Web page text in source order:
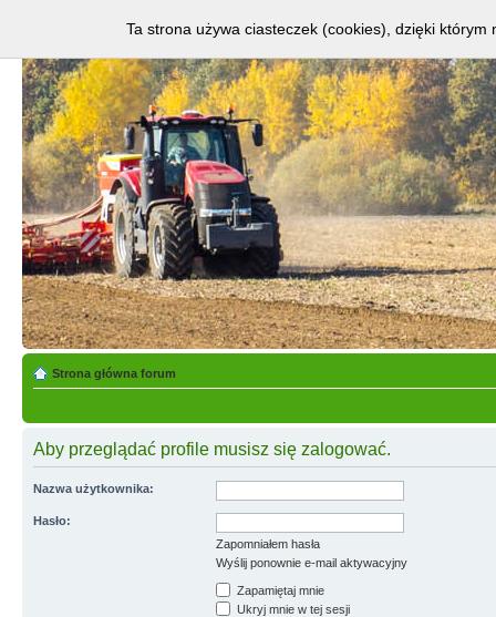
Strona główna forum
Aby przeglądać profile musisz się zalogować.
Nazwa użytkownika:
Hasło:
Zapomniałem hasła
Wyślij ponownie e-mail aktywacyjny
Zapamiętaj mnie
Ukryj mnie w tej sesji
Ta strona używa ciasteczek (cookies), dzięki którym